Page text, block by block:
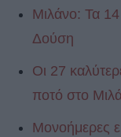
Μιλάνο: Τα
Δούση
Οι 27
ποτό στο
Μονοήμερες